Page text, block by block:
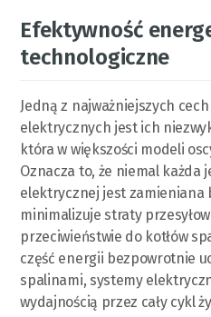
Efektywność
technologiczne
Jedną z najważniejszych
elektrycznych jest ich
która w większości modeli
Oznacza to, że niemal
elektrycznej jest zamieniana
minimalizuje straty
przeciwieństwie do kotłów
część energii bezpowrotnie
spalinami, systemy
wydajnością przez cały cykl